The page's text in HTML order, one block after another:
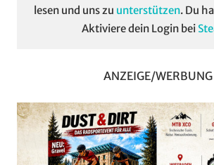
lesen und uns zu unterstützen. Du
Aktiviere dein Login bei
ANZEIGE/WERBUNG